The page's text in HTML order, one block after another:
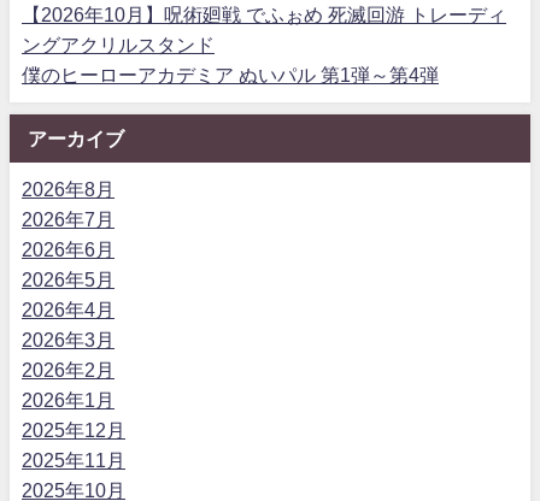
【2026年10月】呪術廻戦 でふぉめ 死滅回游 トレーディ
ングアクリルスタンド
僕のヒーローアカデミア ぬいパル 第1弾～第4弾
アーカイブ
2026年8月
2026年7月
2026年6月
2026年5月
2026年4月
2026年3月
2026年2月
2026年1月
2025年12月
2025年11月
2025年10月